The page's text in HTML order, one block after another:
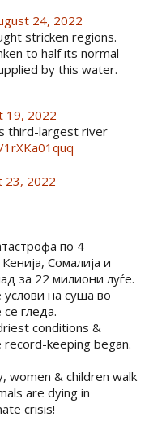
24, 2022
stricken regions.
to half its normal
by this water.
19, 2022
third-largest river
23, 2022
по 4-
Сомалија и
за 22 милиони луѓе.
услови на суша во
гледа.
conditions &
keeping began.
women & children walk
are dying in
crisis!